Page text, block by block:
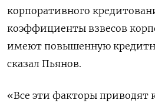
корпоративного
коэффициенты взвесов
имеют повышенную
сказал Пьянов.
«Все эти факторы приводят